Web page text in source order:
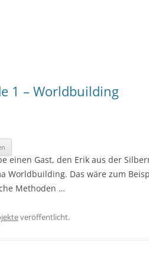
1 – Worldbuilding
einen Gast, den Erik aus der
Worldbuilding. Das wäre zum
Methoden …
veröffentlicht.